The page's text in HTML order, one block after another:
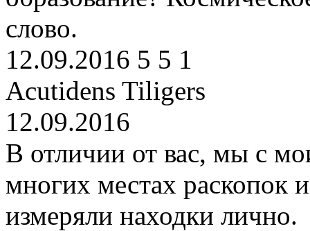
слово.
12.09.2016 5 5 1
Acutidens Tiligers
12.09.2016
В отличии от вас, мы с
многих местах раскопок
измеряли находки лично.